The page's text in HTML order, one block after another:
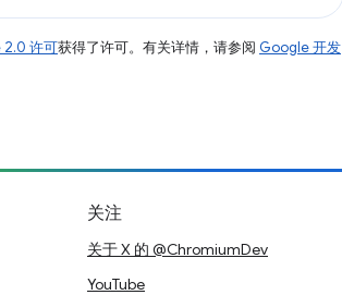
2.0 许可获得了许可。有关详情，请参阅 Google 开发
关注
关于 X 的 @ChromiumDev
YouTube